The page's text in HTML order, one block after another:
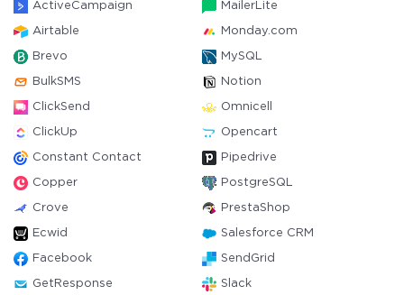
ActiveCampaign MailerLite
Airtable Monday.com
Brevo MySQL
BulkSMS Notion
ClickSend Omnicell
ClickUp Opencart
Constant Contact Pipedrive
Copper PostgreSQL
Crove PrestaShop
Ecwid Salesforce CRM
Facebook SendGrid
GetResponse Slack